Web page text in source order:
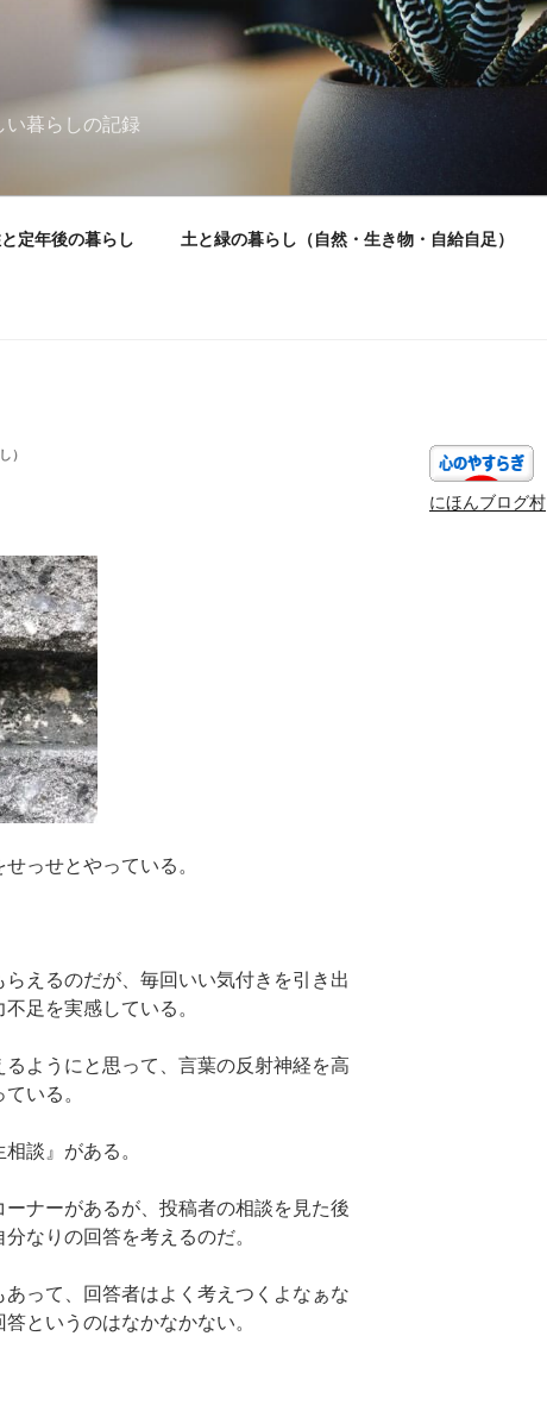
い暮らしの記録
定年後の暮らし 土と緑の暮らし（自然・生き物・自給自足）
）
っせとやっている。
えるのだが、毎回いい気付きを引き出
足を実感している。
ようにと思って、言葉の反射神経を高
いる。
談』がある。
ナーがあるが、投稿者の相談を見た後
なりの回答を考えるのだ。
って、回答者はよく考えつくよなぁな
というのはなかなかない。
にほんブログ村